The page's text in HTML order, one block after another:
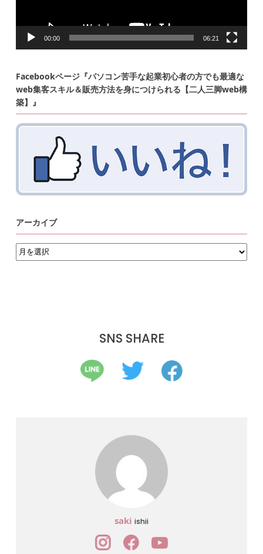
00:00 06:21
Facebookページ『パソコン苦手な起業初心者の方でも最適な
web集客スキル＆販売方法を身につけられる【二人三脚web構
築】』
アーカイブ
ア
ー
カ
SNS SHARE
saki ishii